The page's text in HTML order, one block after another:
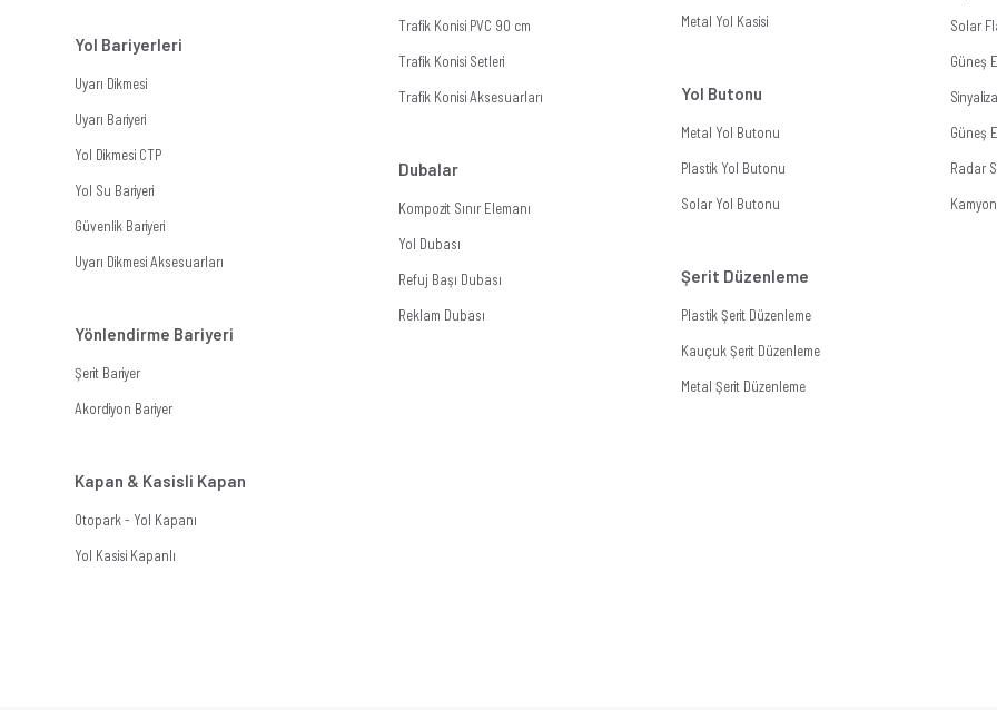
Yol Bariyerleri
Uyarı Dikmesi
Uyarı Bariyeri
Yol Dikmesi CTP
Yol Su Bariyeri
Güvenlik Bariyeri
Uyarı Dikmesi Aksesuarları
Yönlendirme Bariyeri
Şerit Bariyer
Akordiyon Bariyer
Kapan & Kasisli Kapan
Otopark - Yol Kapanı
Yol Kasisi Kapanlı
Trafik Konisi PVC 90 cm
Trafik Konisi Setleri
Trafik Konisi Aksesuarları
Dubalar
Kompozit Sınır Elemanı
Yol Dubası
Refuj Başı Dubası
Reklam Dubası
Metal Yol Kasisi
Yol Butonu
Metal Yol Butonu
Plastik Yol Butonu
Solar Yol Butonu
Şerit Düzenleme
Plastik Şerit Düzenleme
Kauçuk Şerit Düzenleme
Metal Şerit Düzenleme
Solar
Güneş
Güneş
Radar